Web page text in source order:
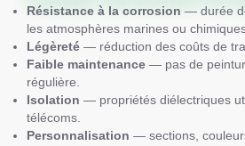
Résistance à la corrosion — durée
les atmosphères marines ou
Légèreté — réduction des coûts de
Faible maintenance — pas de
régulière.
Isolation — propriétés diélectriques
télécoms.
Personnalisation — sections,